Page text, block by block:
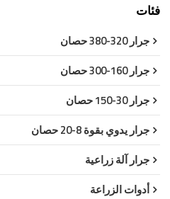
فئات
جرار 320-380 حصان
جرار 160-300 حصان
جرار 30-150 حصان
جرار يدوي بقوة 8-20 حصان
جرار آلة زراعية
أدوات الزراعة